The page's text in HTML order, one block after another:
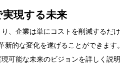
現する未来
、企業は単にコストを削減するだけ
新的な変化を遂げることができます。
可能な未来のビジョンを詳しく説明